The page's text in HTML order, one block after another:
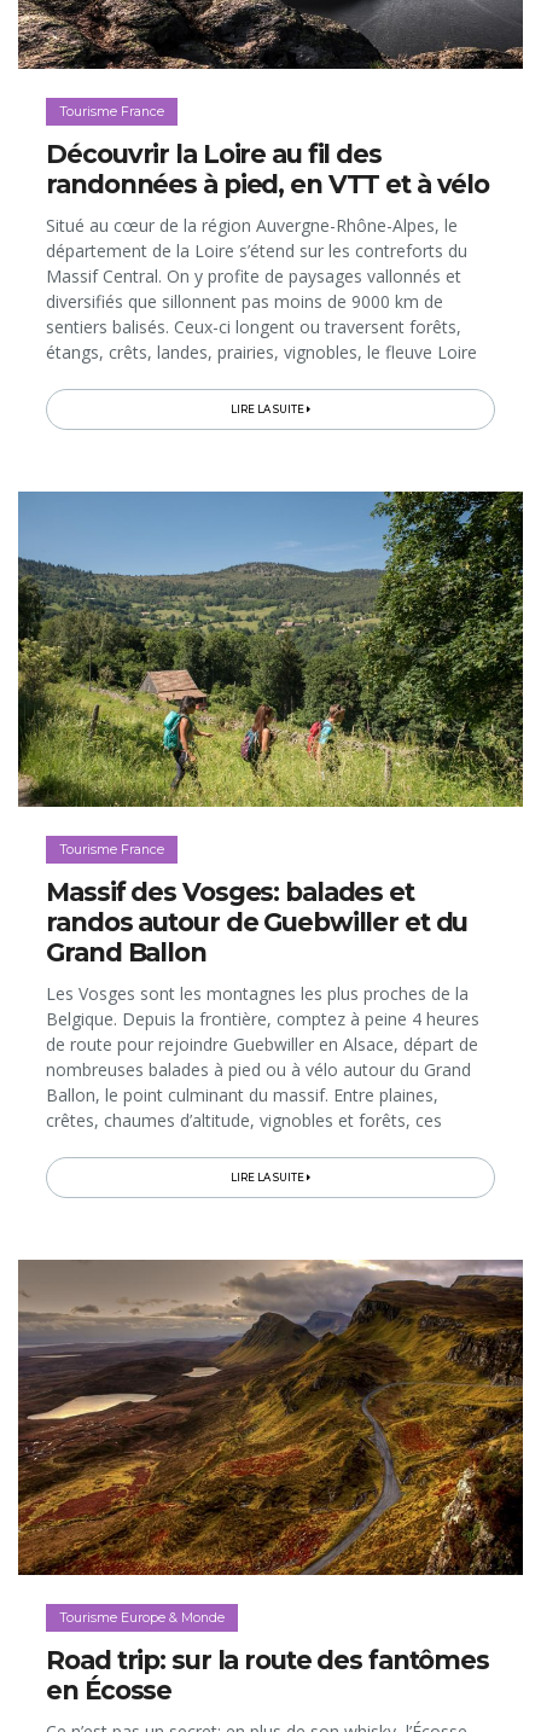
Tourisme France
Découvrir la Loire au fil des
randonnées à pied, en VTT et à vélo
Situé au cœur de la région Auvergne-Rhône-Alpes, le
département de la Loire s’étend sur les contreforts du
Massif Central. On y profite de paysages vallonnés et
diversifiés que sillonnent pas moins de 9000 km de
sentiers balisés. Ceux-ci longent ou traversent forêts,
étangs, crêts, landes, prairies, vignobles, le fleuve Loire
vue...
LIRE LA SUITE
Tourisme France
Massif des Vosges: balades et
randos autour de Guebwiller et du
Grand Ballon
Les Vosges sont les montagnes les plus proches de la
Belgique. Depuis la frontière, comptez à peine 4 heures
de route pour rejoindre Guebwiller en Alsace, départ de
nombreuses balades à pied ou à vélo autour du Grand
Ballon, le point culminant du massif. Entre plaines,
crêtes, chaumes d’altitude, vignobles et forêts, ces
magnifiques...
LIRE LA SUITE
Tourisme Europe & Monde
Road trip: sur la route des fantômes
en Écosse